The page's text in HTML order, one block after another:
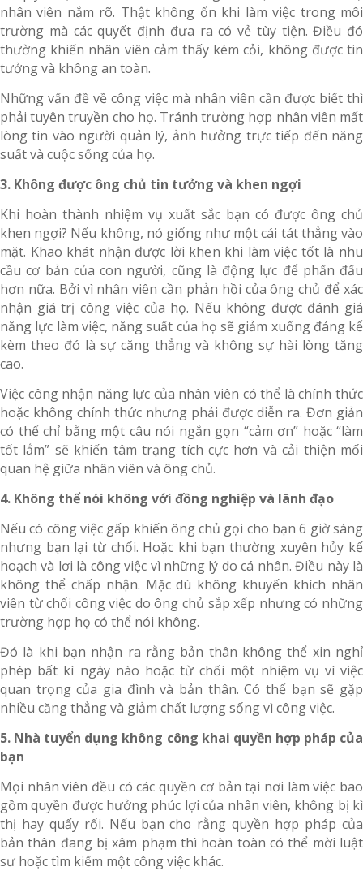
nhân viên nắm rõ. Thật không ổn khi làm việc trong môi
trường mà các quyết định đưa ra có vẻ tùy tiện. Điều đó
thường khiến nhân viên cảm thấy kém cỏi, không được tin
tưởng và không an toàn.
Những vấn đề về công việc mà nhân viên cần được biết thì
phải tuyên truyền cho họ. Tránh trường hợp nhân viên mất
lòng tin vào người quản lý, ảnh hưởng trực tiếp đến năng
suất và cuộc sống của họ.
3. Không được ông chủ tin tưởng và khen ngợi
Khi hoàn thành nhiệm vụ xuất sắc bạn có được ông chủ
khen ngợi? Nếu không, nó giống như một cái tát thẳng vào
mặt. Khao khát nhận được lời khen khi làm việc tốt là nhu
cầu cơ bản của con người, cũng là động lực để phấn đấu
hơn nữa. Bởi vì nhân viên cần phản hồi của ông chủ để xác
nhận giá trị công việc của họ. Nếu không được đánh giá
năng lực làm việc, năng suất của họ sẽ giảm xuống đáng kể
kèm theo đó là sự căng thẳng và không sự hài lòng tăng
cao.
Việc công nhận năng lực của nhân viên có thể là chính thức
hoặc không chính thức nhưng phải được diễn ra. Đơn giản
có thể chỉ bằng một câu nói ngắn gọn “cảm ơn” hoặc “làm
tốt lắm” sẽ khiến tâm trạng tích cực hơn và cải thiện mối
quan hệ giữa nhân viên và ông chủ.
4. Không thể nói không với đồng nghiệp và lãnh đạo
Nếu có công việc gấp khiến ông chủ gọi cho bạn 6 giờ sáng
nhưng bạn lại từ chối. Hoặc khi bạn thường xuyên hủy kế
hoạch và lơi là công việc vì những lý do cá nhân. Điều này là
không thể chấp nhận. Mặc dù không khuyến khích nhân
viên từ chối công việc do ông chủ sắp xếp nhưng có những
trường hợp họ có thể nói không.
Đó là khi bạn nhận ra rằng bản thân không thể xin nghỉ
phép bất kì ngày nào hoặc từ chối một nhiệm vụ vì việc
quan trọng của gia đình và bản thân. Có thể bạn sẽ gặp
nhiều căng thẳng và giảm chất lượng sống vì công việc.
5. Nhà tuyển dụng không công khai quyền hợp pháp của
bạn
Mọi nhân viên đều có các quyền cơ bản tại nơi làm việc bao
gồm quyền được hưởng phúc lợi của nhân viên, không bị kì
thị hay quấy rối. Nếu bạn cho rằng quyền hợp pháp của
bản thân đang bị xâm phạm thì hoàn toàn có thể mời luật
sư hoặc tìm kiếm một công việc khác.